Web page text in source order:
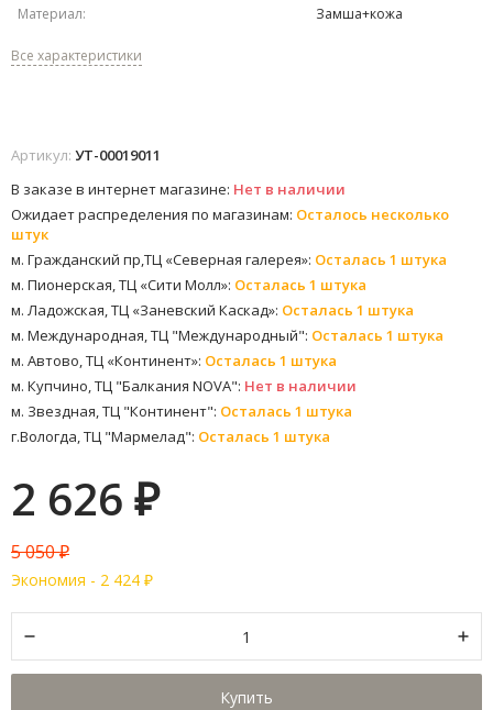
Материал:
Замша+кожа
Все характеристики
Артикул: УТ-00019011
В заказе в интернет магазине: Нет в наличии
Ожидает распределения по магазинам: Осталось несколько
штук
м. Гражданский пр,ТЦ «Северная галерея»: Осталась 1 штука
м. Пионерская, ТЦ «Сити Молл»: Осталась 1 штука
м. Ладожская, ТЦ «Заневский Каскад»: Осталась 1 штука
м. Международная, ТЦ "Международный": Осталась 1 штука
м. Автово, ТЦ «Континент»: Осталась 1 штука
м. Купчино, ТЦ "Балкания NOVA": Нет в наличии
м. Звездная, ТЦ "Континент": Осталась 1 штука
г.Вологда, ТЦ "Мармелад": Осталась 1 штука
2 626 ₽
5 050₽
Экономия - 2 424 ₽
Купить